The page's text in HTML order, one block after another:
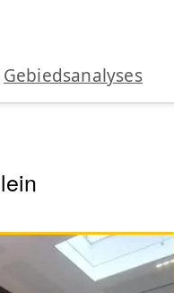
Gebiedsanalyses